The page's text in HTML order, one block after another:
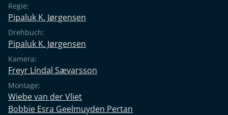
Regie:
Pipaluk K. Jørgensen
Drehbuch:
Pipaluk K. Jørgensen
Kamera:
Freyr Líndal Sævarsson
Montage:
Wiebe van der Vliet
Bobbie Esra Geelmuyden Pertan